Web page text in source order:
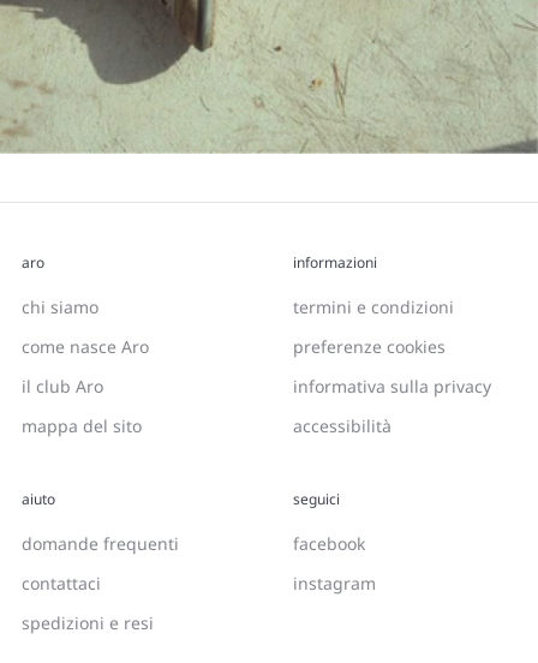
aro
chi siamo
come nasce Aro
il club Aro
mappa del sito
informazioni
termini e condizioni
preferenze cookies
informativa sulla privacy
accessibilità
aiuto
domande frequenti
contattaci
spedizioni e resi
seguici
facebook
instagram